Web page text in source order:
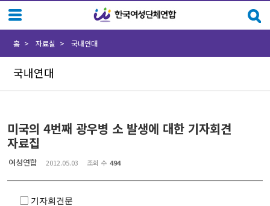
국내연대
홈 자료실 국내연대
미국의 4번째 광우병 소 발생에 대한 기자회견
자료집
여성연합 2012.05.03 조회 수 494
▢ 기자회견문